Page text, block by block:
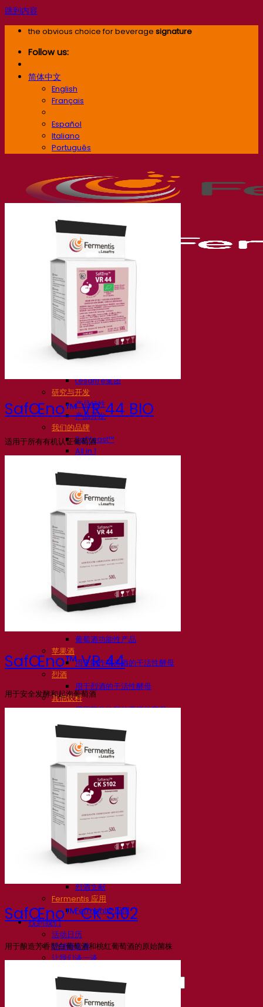
跳到内容
the obvious choice for beverage signature
Follow us:
简体中文
English
Français
Español
Italiano
Português
我们的公司
关于我们
发酵专家
Fermentis 园区
充满热情的团队
Lesaffre集团
研究与开发
产品特性
产品开发
我们的品牌
SafYeast™
All In 1
其他服务
委托制造
酒水饮料品鉴
发酵解决方案
活性干酵母啤酒
细菌
发酵助剂啤酒
啤酒功能性产品
啤酒风格
葡萄酒
用于葡萄酒的干活性酵母
酶
葡萄酒功能性产品
苹果酒
用于制作苹果酒的干活性酵母
烈酒
用于烈酒的干活性酵母
其他饮料
用于其他饮料的干活性酵母
咖啡
Fermentis 学院
Fermentis 学院
知识中心
专家见解
常见问题解答
网络研讨会的录音
文档
啤酒技巧与窍门
烈酒文献
Fermentis 应用
Fermentis 应用
找到我们
活动日历
经销商名单
让我们谈一谈
搜索：
SafŒno™ VR 44 BIO
适用于所有有机认证葡萄酒
SafŒno™ VR 44
用于安全发酵和起泡葡萄酒
SafŒno™ CK S102
用于酿造芳香型白葡萄酒和桃红葡萄酒的原始菌株